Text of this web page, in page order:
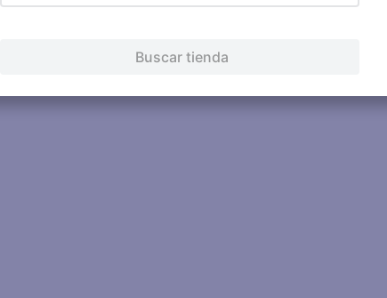
Buscar tienda